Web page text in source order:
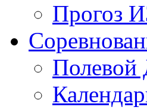
Прогоз
Полевой